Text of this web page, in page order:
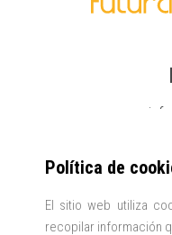
Política de
El sitio web utiliza
recopilar información